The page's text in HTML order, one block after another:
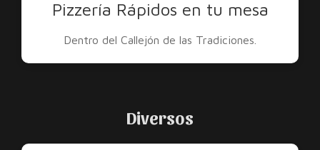
Pizzería Rápidos en tu mesa
Dentro del Callejón de las Tradiciones.
Diversos